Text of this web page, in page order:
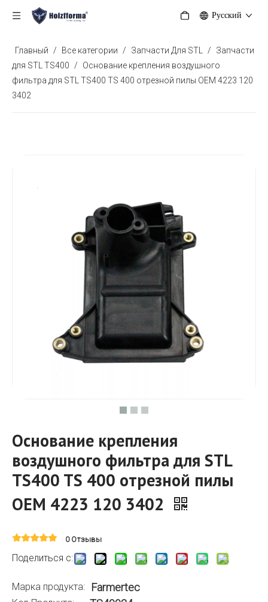
Pусский
Главный / Все категории / Запчасти Для STL /
Запчасти
для STL TS400
/
Основание крепления воздушного
фильтра для STL TS400 TS 400 отрезной пилы OEM 4223 120
3402
Основание крепления
воздушного фильтра для STL
TS400 TS 400 отрезной пилы
OEM 4223 120 3402
0 Отзывы
Поделиться с:
Марка продукта: Farmertec